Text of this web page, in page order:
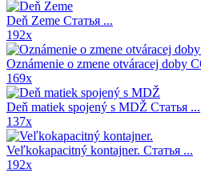
Deň Zeme Статья ...
192x
Oznámenie o zmene otváracej doby
169x
Deň matiek spojený s MDŽ Статья ...
137x
Veľkokapacitný kontajner. Статья ...
192x